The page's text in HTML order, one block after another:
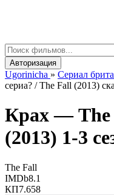
Авторизация
Ugorinicha » Сериал
сериа? / The Fall (2013)
Крах —
(2013) 1-3
The Fall
IMDb8.1
КП7.658